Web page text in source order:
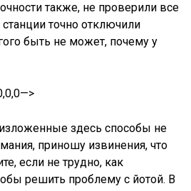
также, не проверили все
точно отключили
быть не может, почему у
изложенные здесь способы не
приношу извинения, что
если не трудно, как
решить проблему с йотой. В